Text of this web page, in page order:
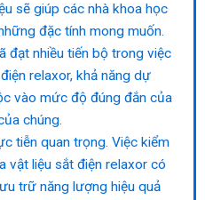
sẽ giúp các nhà khoa học
đặc tính mong muốn.
đạt nhiều tiến bộ trong việc
relaxor, khả năng dự
vào mức độ đúng đắn của
chúng.
tiễn quan trọng. Việc kiểm
vật liệu sắt điện relaxor có
trữ năng lượng hiệu quả